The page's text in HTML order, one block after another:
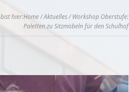
hier:Home/Aktuelles/ Workshop Oberstufe:
Paletten zu Sitzmöbeln für den Schulhof